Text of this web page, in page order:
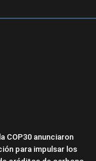
COP30 anunciaron
para impulsar los